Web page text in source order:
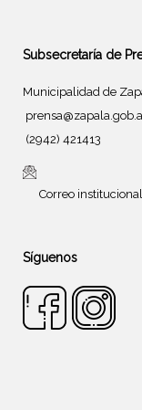
Subsecretaría de
Municipalidad de
(2942) 421413
Correo institucional
Síguenos